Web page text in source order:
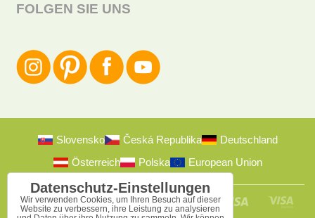
FOLGEN SIE UNS
Slovensko Česká Republika
Deutschland
Österreich
Polska European Union
Datenschutz-Einstellungen
Wir verwenden Cookies, um Ihren Besuch auf dieser
Website zu verbessern, ihre Leistung zu analysieren